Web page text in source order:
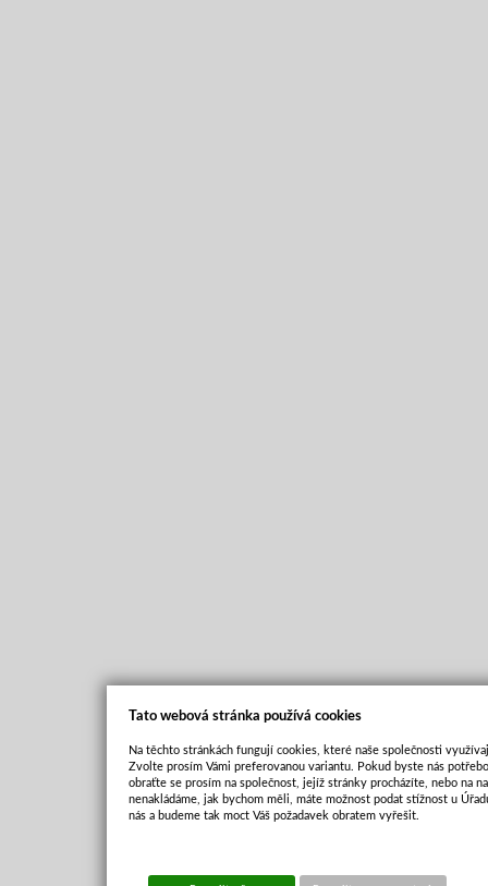
Tato webová stránka používá cookies
Na těchto stránkách fungují cookies, které naše společnosti
Zvolte prosím Vámi preferovanou variantu. Pokud byste nás
obraťte se prosím na společnost, jejíž stránky procházíte, nebo na
nenakládáme, jak bychom měli, máte možnost podat stížnost u
nás a budeme tak moct Váš požadavek obratem vyřešit.